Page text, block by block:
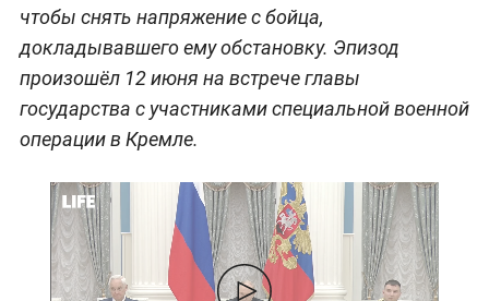
чтобы снять напряжение с бойца,
докладывавшего ему обстановку. Эпизод
произошёл 12 июня на встрече главы
государства с участниками специальной военной
операции в Кремле.